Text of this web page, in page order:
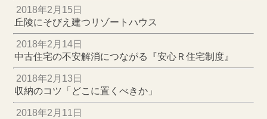
2018年2月15日
丘陵にそびえ建つリゾートハウス
2018年2月14日
中古住宅の不安解消につながる『安心Ｒ住宅制度』
2018年2月13日
収納のコツ「どこに置くべきか」
2018年2月11日